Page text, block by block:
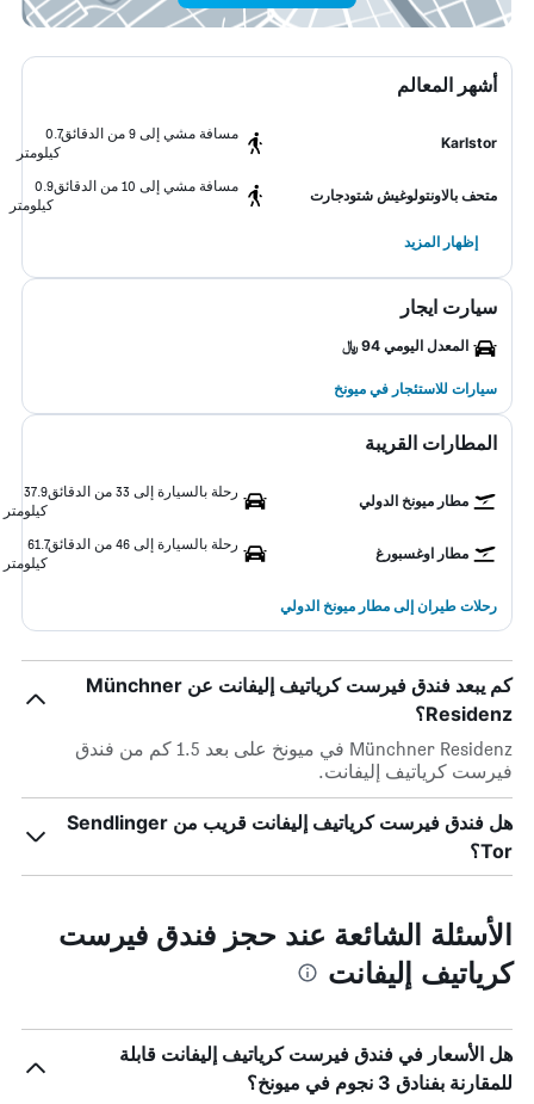
أشهر المعالم
Karlstor
مسافة مشي إلى 9 من الدقائق
0.7
كيلومتر
متحف بالاونتولوغيش شتودجارت
مسافة مشي إلى 10 من الدقائق
0.9
كيلومتر
إظهار المزيد
سيارت ايجار
المعدل اليومي 94 ﷼
سيارات للاستئجار في ميونخ
المطارات القريبة
مطار ميونخ الدولي
رحلة بالسيارة إلى 33 من الدقائق
37.9
كيلومتر
مطار اوغسبورغ
رحلة بالسيارة إلى 46 من الدقائق
61.7
كيلومتر
رحلات طيران إلى مطار ميونخ الدولي
كم يبعد فندق فيرست كرياتيف إليفانت عن Münchner
Residenz؟
Münchner Residenz في ميونخ على بعد 1.5 كم من فندق
فيرست كرياتيف إليفانت.
هل فندق فيرست كرياتيف إليفانت قريب من Sendlinger
Tor؟
الأسئلة الشائعة عند حجز فندق فيرست
كرياتيف إليفانت
هل الأسعار في فندق فيرست كرياتيف إليفانت قابلة
للمقارنة بفنادق 3 نجوم في ميونخ؟